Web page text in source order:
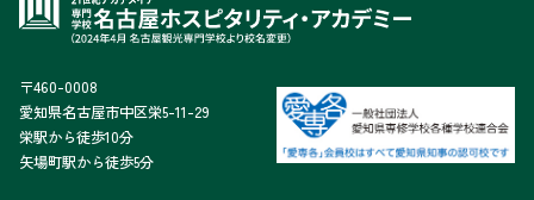
〒460-0008
愛知県名古屋市中区栄5-11-29
栄駅から徒歩10分
矢場町駅から徒歩5分